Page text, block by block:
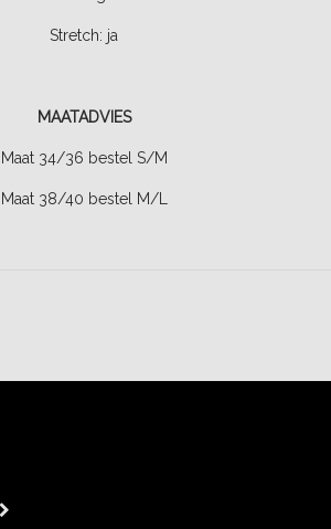
Stretch: ja
MAATADVIES
Maat 34/36 bestel S/M
Maat 38/40 bestel M/L